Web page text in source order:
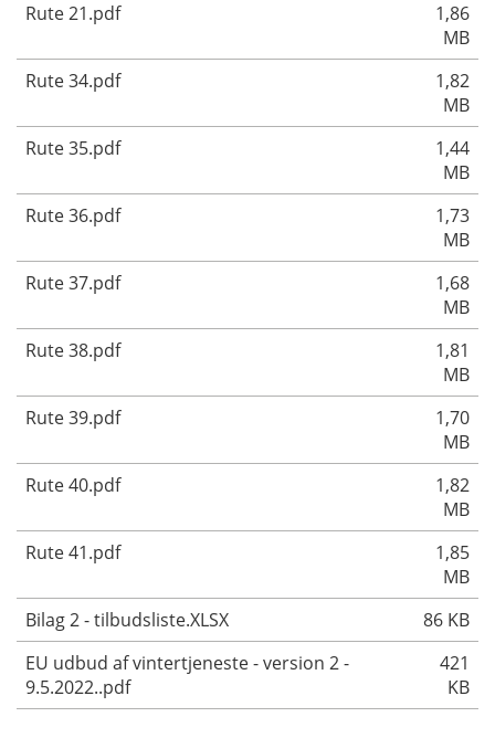
Rute 21.pdf
1,86
MB
Rute 34.pdf
1,82
MB
Rute 35.pdf
1,44
MB
Rute 36.pdf
1,73
MB
Rute 37.pdf
1,68
MB
Rute 38.pdf
1,81
MB
Rute 39.pdf
1,70
MB
Rute 40.pdf
1,82
MB
Rute 41.pdf
1,85
MB
Bilag 2 - tilbudsliste.XLSX
86 KB
EU udbud af vintertjeneste - version 2 -
9.5.2022..pdf
421
KB